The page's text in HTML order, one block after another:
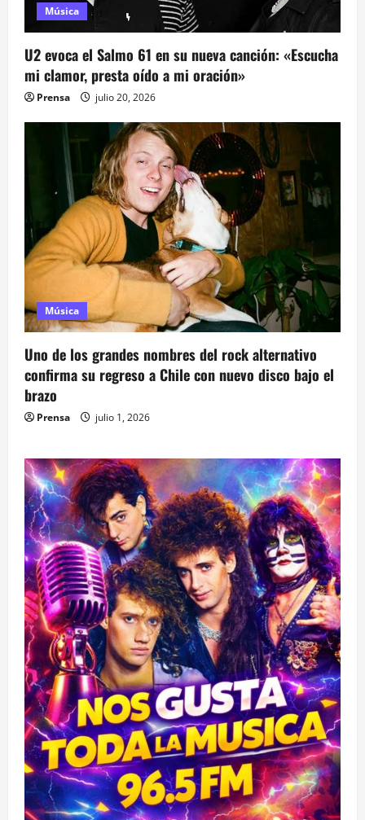
Música
U2 evoca el Salmo 61 en su nueva canción: «Escucha
mi clamor, presta oído a mi oración»
Prensa julio 20, 2026
Música
Uno de los grandes nombres del rock alternativo
confirma su regreso a Chile con nuevo disco bajo el
brazo
Prensa julio 1, 2026